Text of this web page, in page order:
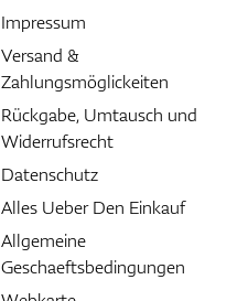
Impressum
Versand &
Zahlungsmöglickeiten
Rückgabe, Umtausch und
Widerrufsrecht
Datenschutz
Alles Ueber Den Einkauf
Allgemeine
Geschaeftsbedingungen